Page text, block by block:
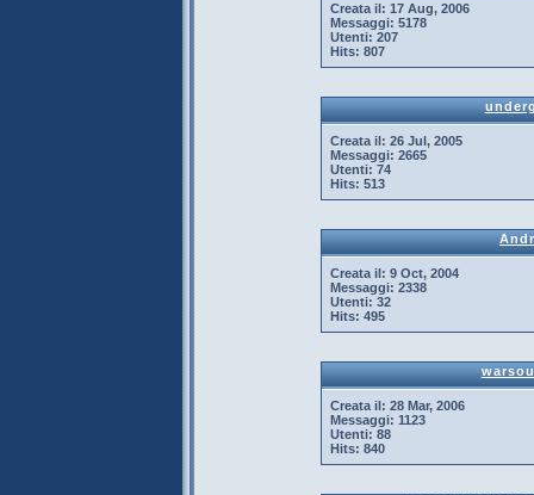
Creata il: 17 Aug, 2006
Messaggi: 5178
Utenti: 207
Hits: 807
Creata il: 26 Jul, 2005
Messaggi: 2665
Utenti: 74
Hits: 513
Creata il: 9 Oct, 2004
Messaggi: 2338
Utenti: 32
Hits: 495
Creata il: 28 Mar, 2006
Messaggi: 1123
Utenti: 88
Hits: 840